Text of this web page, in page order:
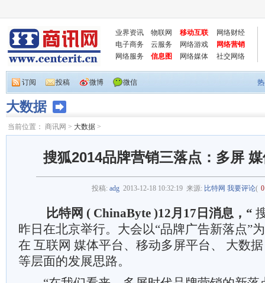
业界资讯 物联网 移动互联
网络财经
电子商务
云服务 网络游戏
网络营销
网络服务
信息图 网络媒体 社交网络
订阅 投稿 微博 微信
大数据
当前位置： 商讯网 > 大数据 >
搜狐2014品牌营销三落点：多屏
投稿: adg 2013-12-18 10:32:19 来源: 比特网 我要评论( 0
比特网 ( ChinaByte )12月17日消息，“
昨日在北京举行。大会以“品牌广告新落点”
在 互联网 媒体平台、移动多屏平台、 大数
等层面的发展思路。